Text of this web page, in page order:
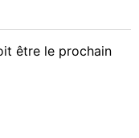
être le prochain